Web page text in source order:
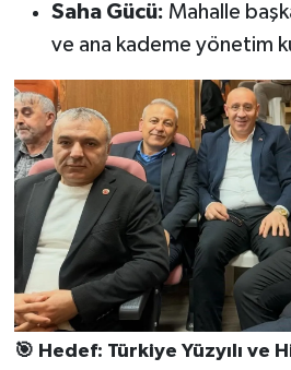
Saha Gücü: Mahalle
ve ana kademe yönetim
🎯 Hedef: Türkiye Yüzyılı ve